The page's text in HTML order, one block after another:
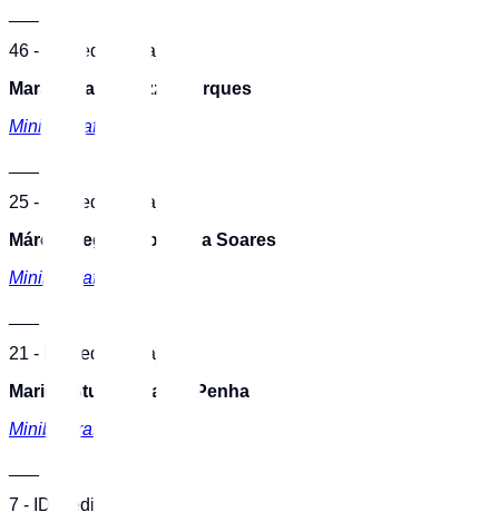
46 - ID Mediador(a)
Mara Juliana Grizzo Marques
Minibiografia
25 - ID Mediador(a)
Márcia Regina Nogueira Soares
Minibiografia
21 - ID Mediador(a)
Marina Stucchi Salles Penha
Minibiografia
7 - ID Mediador(a)